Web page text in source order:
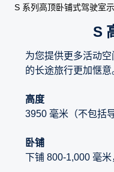
S 系列高顶卧铺式驾驶室
为您提供更多活动
的长途旅行更加惬意
高度
3950 毫米（不包括
卧铺
下铺 800-1,000 毫